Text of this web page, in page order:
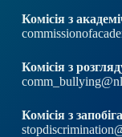
Комісія з
Комісія з
Комісія з